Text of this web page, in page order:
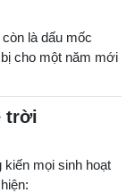
là dấu mốc
cho một năm mới
trời
kiến mọi sinh hoạt